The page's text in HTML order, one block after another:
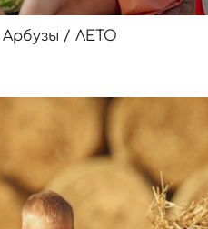
Арбузы / ЛЕТО